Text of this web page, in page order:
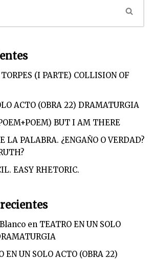
(I PARTE) COLLISION OF
ACTO (OBRA 22) DRAMATURGIA
BUT I AM THERE
LA PALABRA. ¿ENGAÑO O VERDAD?
EASY RHETORIC.
en TEATRO EN UN SOLO
EN UN SOLO ACTO (OBRA 22)